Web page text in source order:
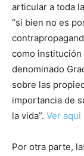
articular a toda
“si bien no es
como institución
denominado
sobre las
importancia de
la vida”. Ver aqui
Por otra parte,